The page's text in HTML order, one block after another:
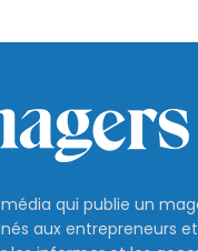
qui publie un
aux entrepreneurs